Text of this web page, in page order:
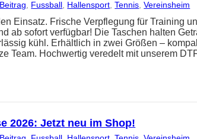
Beitrag Fussball Hallensport , Tennis , Vereinsheim
Einsatz. Frische Verpflegung für Training
ab sofort verfügbar! Die Taschen halten
kühl. Erhältlich in zwei Größen –
Team. Hochwertig veredelt mit unserem
2026: Jetzt neu im Shop!